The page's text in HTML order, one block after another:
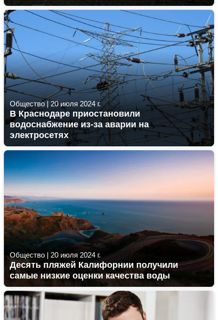
Общество | 20 июля 2024 г.
В Краснодаре приостановили
водоснабжение из-за аварии на
электросетях
Общество | 20 июля 2024 г.
Десять пляжей Калифорнии получили
самые низкие оценки качества воды